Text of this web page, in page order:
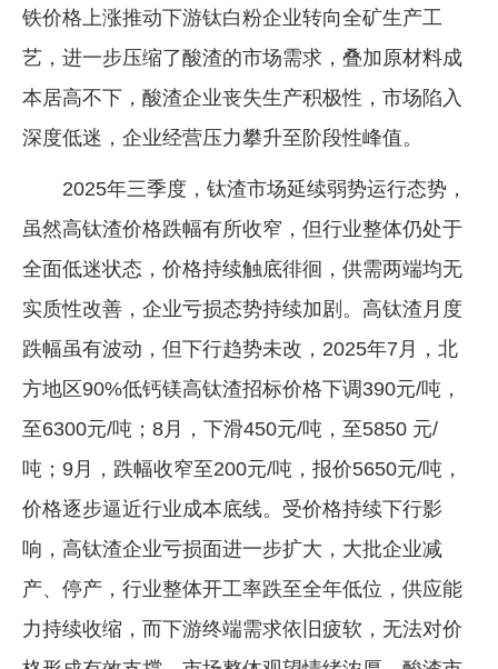
铁价格上涨推动下游钛白粉企业转向全矿生产工
艺，进一步压缩了酸渣的市场需求，叠加原材料成
本居高不下，酸渣企业丧失生产积极性，市场陷入
深度低迷，企业经营压力攀升至阶段性峰值。
2025年三季度，钛渣市场延续弱势运行态势，
虽然高钛渣价格跌幅有所收窄，但行业整体仍处于
全面低迷状态，价格持续触底徘徊，供需两端均无
实质性改善，企业亏损态势持续加剧。高钛渣月度
跌幅虽有波动，但下行趋势未改，2025年7月，北
方地区90%低钙镁高钛渣招标价格下调390元/吨，
至6300元/吨；8月，下滑450元/吨，至5850 元/
吨；9月，跌幅收窄至200元/吨，报价5650元/吨，
价格逐步逼近行业成本底线。受价格持续下行影
响，高钛渣企业亏损面进一步扩大，大批企业减
产、停产，行业整体开工率跌至全年低位，供应能
力持续收缩，而下游终端需求依旧疲软，无法对价